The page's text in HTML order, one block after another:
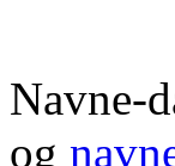
Navne-
og